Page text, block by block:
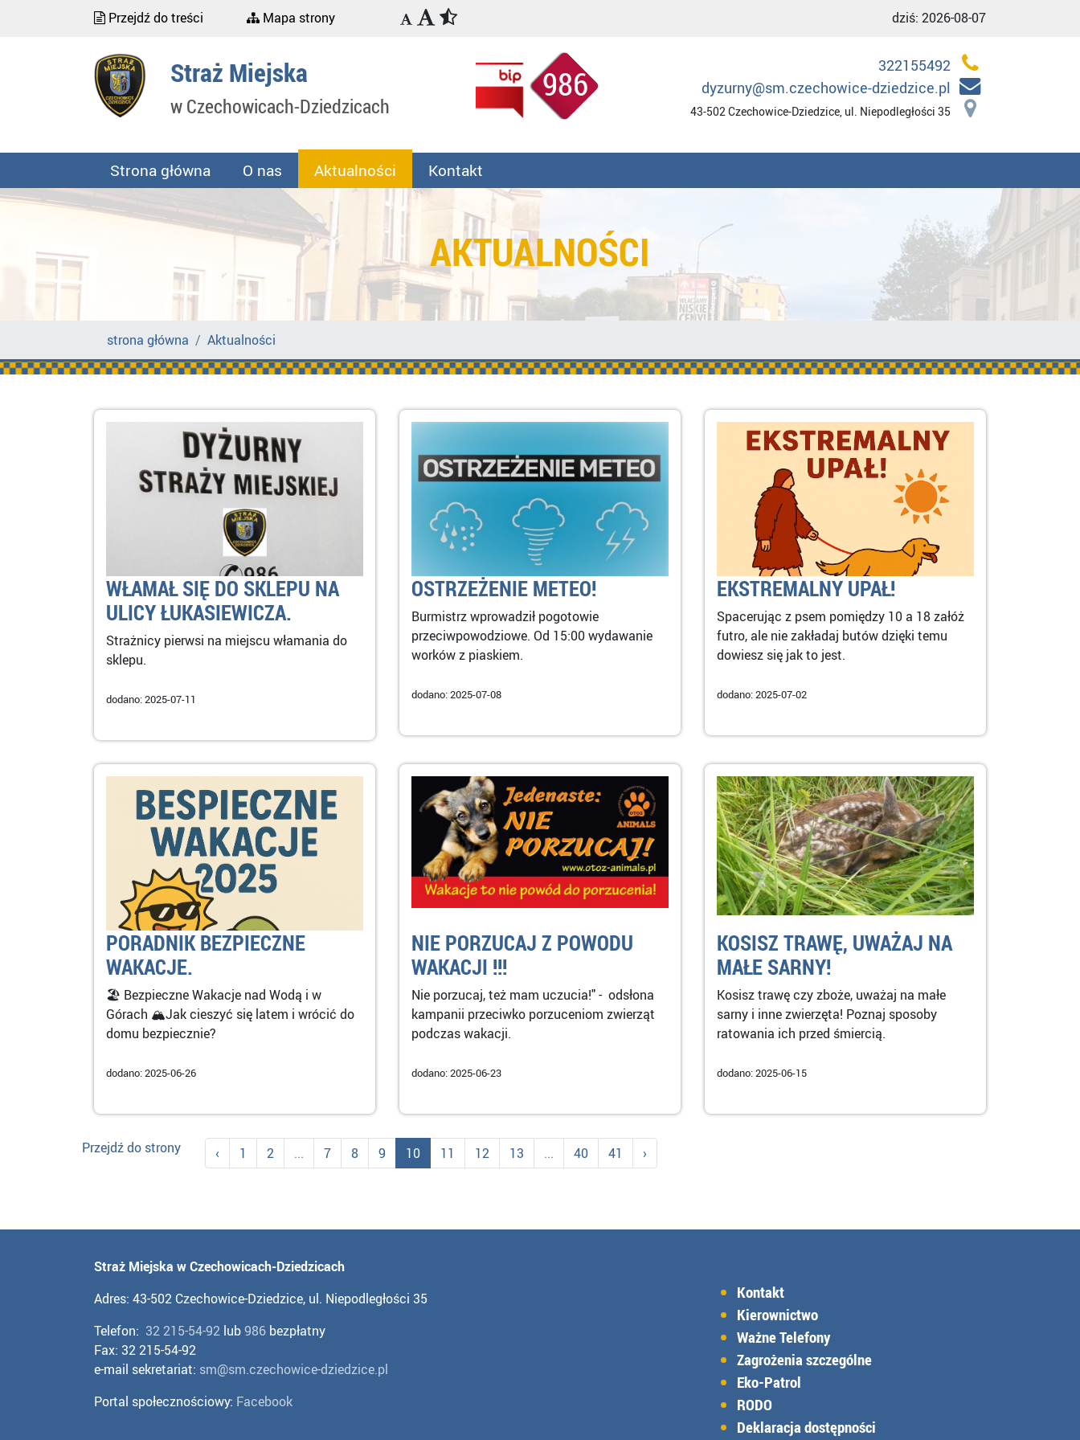
Przejdź do treści Mapa strony dziś: 2026-08-07
Straż Miejska
w Czechowicach-Dziedzicach
986
322155492
dyzurny@sm.czechowice-dziedzice.pl
43-502 Czechowice-Dziedzice, ul. Niepodległości 35
Strona główna O nas Aktualności Kontakt
AKTUALNOŚCI
strona główna Aktualności
WŁAMAŁ SIĘ DO SKLEPU NA
ULICY ŁUKASIEWICZA.
Strażnicy pierwsi na miejscu włamania do
sklepu.
dodano: 2025-07-11
OSTRZEŻENIE METEO!
Burmistrz wprowadził pogotowie
przeciwpowodziowe. Od 15:00 wydawanie
worków z piaskiem.
dodano: 2025-07-08
EKSTREMALNY UPAŁ!
Spacerując z psem pomiędzy 10 a 18 załóż
futro, ale nie zakładaj butów dzięki temu
dowiesz się jak to jest.
dodano: 2025-07-02
PORADNIK BEZPIECZNE
WAKACJE.
🏖️ Bezpieczne Wakacje nad Wodą i w
Górach 🏔️Jak cieszyć się latem i wrócić do
domu bezpiecznie?
dodano: 2025-06-26
NIE PORZUCAJ Z POWODU
WAKACJI !!!
Nie porzucaj, też mam uczucia!" - odsłona
kampanii przeciwko porzuceniom zwierząt
podczas wakacji.
dodano: 2025-06-23
KOSISZ TRAWĘ, UWAŻAJ NA
MAŁE SARNY!
Kosisz trawę czy zboże, uważaj na małe
sarny i inne zwierzęta! Poznaj sposoby
ratowania ich przed śmiercią.
dodano: 2025-06-15
Przejdź do strony ‹ 1 2 ... 7 8 9 10 11 12 13 ... 40 41 ›
Straż Miejska w Czechowicach-Dziedzicach
Adres: 43-502 Czechowice-Dziedzice, ul. Niepodległości 35
Telefon: 32 215-54-92 lub986 bezpłatny
Fax: 32 215-54-92
e-mail sekretariat: sm@sm.czechowice-dziedzice.pl
Portal społecznościowy: Facebook
Kontakt
Kierownictwo
Ważne Telefony
Zagrożenia szczególne
Eko-Patrol
RODO
Deklaracja dostępności